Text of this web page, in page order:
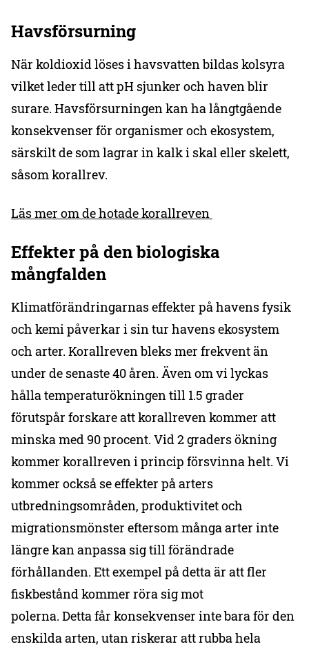
Havsförsurning
När koldioxid löses i havsvatten bildas kolsyra
vilket leder till att pH sjunker och haven blir
surare. Havsförsurningen kan ha långtgående
konsekvenser för organismer och ekosystem,
särskilt de som lagrar in kalk i skal eller skelett,
såsom korallrev.
Läs mer om de hotade korallreven
Effekter på den biologiska
mångfalden
Klimatförändringarnas effekter på havens fysik
och kemi påverkar i sin tur havens ekosystem
och arter. Korallreven bleks mer frekvent än
under de senaste 40 åren. Även om vi lyckas
hålla temperaturökningen till 1.5 grader
förutspår forskare att korallreven kommer att
minska med 90 procent. Vid 2 graders ökning
kommer korallreven i princip försvinna helt. Vi
kommer också se effekter på arters
utbredningsområden, produktivitet och
migrationsmönster eftersom många arter inte
längre kan anpassa sig till förändrade
förhållanden. Ett exempel på detta är att fler
fiskbestånd kommer röra sig mot
polerna. Detta får konsekvenser inte bara för den
enskilda arten, utan riskerar att rubba hela